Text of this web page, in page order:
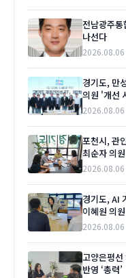
전남광주통
나선다
2026.08.06
경기도, 만
의원 '개선
2026.08.06
포천시, 관
최순자 의
2026.08.06
경기도, AI
이혜원 의
2026.08.06
고양은평
반영 ‘총력’